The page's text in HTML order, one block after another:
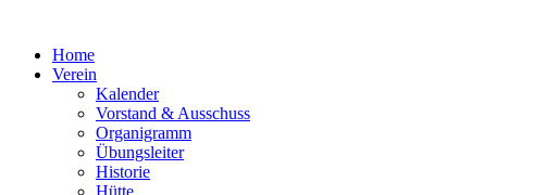
springenHome
Verein
Kalender
Vorstand & Ausschuss
Organigramm
Übungsleiter
Historie
Hütte